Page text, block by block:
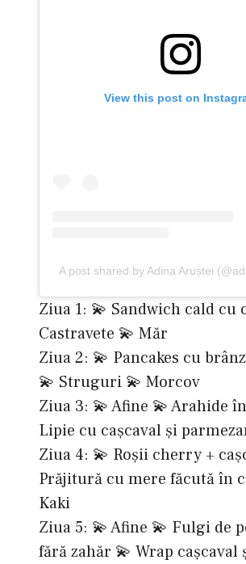
View this post on
A post shared by Adina Aruștei
Ziua 1: 💫 Sandwich cald cu
Castravete 💫 Măr
Ziua 2: 💫 Pancakes cu
💫 Struguri 💫 Morcov
Ziua 3: 💫 Afine 💫 Arahide
Lipie cu cașcaval și
Ziua 4: 💫 Roșii cherry +
Prăjitură cu mere făcută în
Kaki
Ziua 5: 💫 Afine 💫 Fulgi de
fără zahăr 💫 Wrap cașcaval